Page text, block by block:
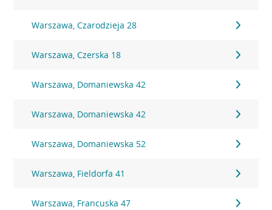
Warszawa, Czarodzieja 28
Warszawa, Czerska 18
Warszawa, Domaniewska 42
Warszawa, Domaniewska 42
Warszawa, Domaniewska 52
Warszawa, Fieldorfa 41
Warszawa, Francuska 47